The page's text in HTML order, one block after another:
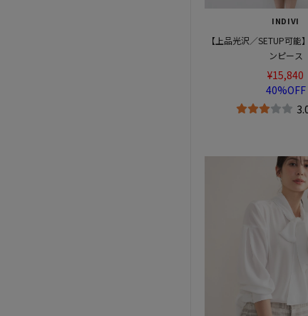
INDIVI
【上品光沢／SETUP可能
ンピース
¥15,840
40%OFF